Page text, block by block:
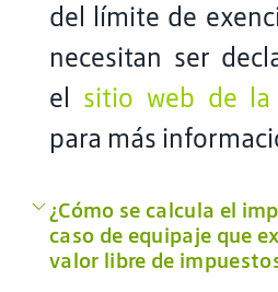
del límite de
necesitan ser
el sitio web de la
para más
¿Cómo se calcula el
caso de equipaje que
valor libre de